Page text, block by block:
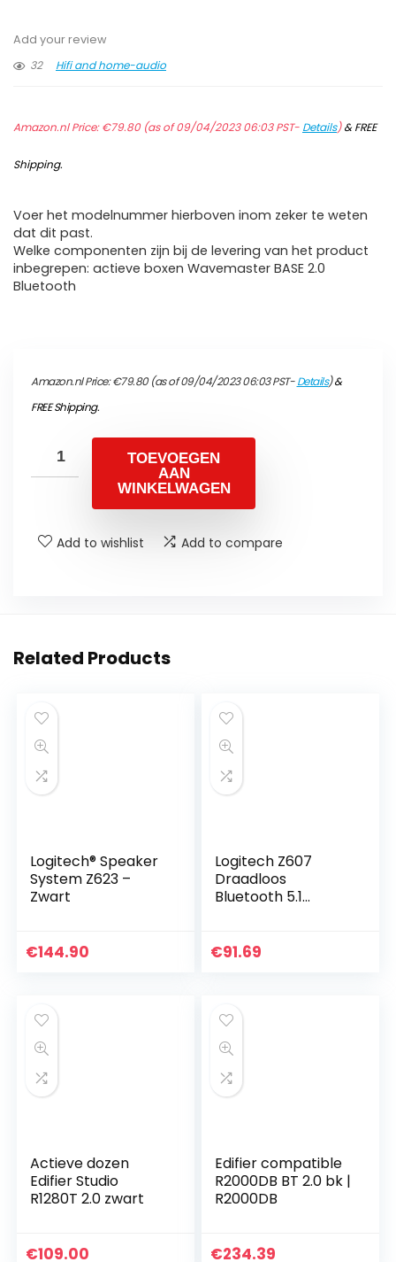
Add your review
32
Hifi and home-audio
Amazon.nl Price:€79.80(as of 09/04/2023 06:03 PST- Details)&FREE
Shipping.
Voer het modelnummer hierboven inom zeker te weten
dat dit past.
Welke componenten zijn bij de levering van het product
inbegrepen: actieve boxen Wavemaster BASE 2.0
Bluetooth
Amazon.nl Price:€79.80(as of 09/04/2023 06:03 PST-Details)&
FREE Shipping.
TOEVOEGEN
AAN
WINKELWAGEN
Add to wishlist Add to compare
Related Products
Logitech® Speaker
System Z623 –
Zwart
€144.90
Logitech Z607
Draadloos
Bluetooth 5.1
Watt
€91.69
Actieve dozen
Edifier Studio
R1280T 2.0 zwart
€109.00
Edifier compatible
R2000DB BT 2.0 bk |
R2000DB
€234.39